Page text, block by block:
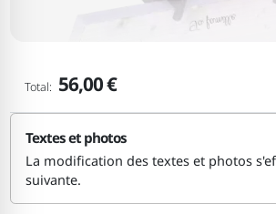
Total: 56,00 €
Textes et photos
La modification des textes et photos
suivante.